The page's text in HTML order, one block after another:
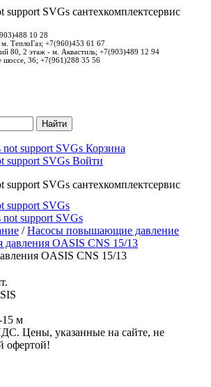
support SVGs сантехкомплектсервис
10 28
ТеплоГаз; +7(960)453 61 67
80, 2 этаж - м. Аквастиль; +7(903)489 12 94
шоссе, 36; +7(961)288 35 56
Найти
not support SVGs Корзина
support SVGs Войти
support SVGs сантехкомплектсервис
support SVGs
not support SVGs
/Насосы повышающие давление
OASIS CNS 15/13
15 м
Цены, указанные на сайте, не
офертой!